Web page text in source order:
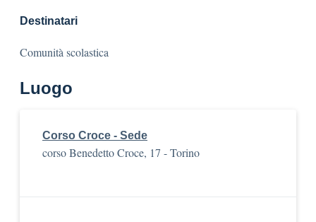
Destinatari
Comunità scolastica
Luogo
Corso Croce - Sede
corso Benedetto Croce, 17 - Torino